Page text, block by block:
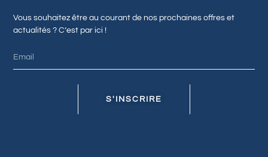
Vous souhaitez être au courant de nos prochaines offres et
actualités ? C’est par ici !
S'INSCRIRE